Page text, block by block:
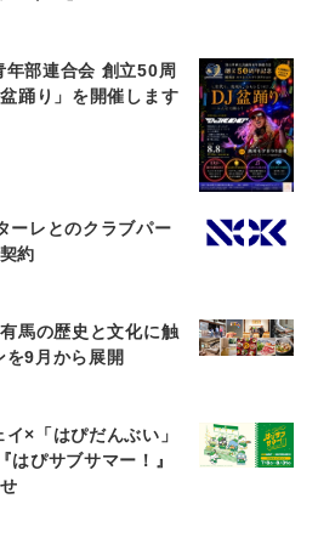
部連合会 創立50周
踊り」を開催します
ーレとのクラブパー
約
馬の歴史と文化に触
9月から展開
イ×「はぴだんぶい」
はぴサブサマー！』